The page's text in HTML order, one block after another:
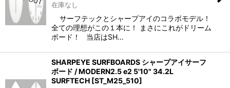
在庫なし
サーフテックとシャープアイのコラボモデル！
全ての理想がこの１本に！ まさにこれがドリーム
ボード！ 当店はSH…
SHARPEYE SURFBOARDS シャープアイサーフ
ボード / MODERN2.5 e2 5'10" 34.2L
SURFTECH [ST_M25_510]